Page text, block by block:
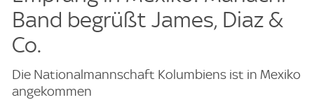
Band begrüßt James, Diaz &
Co.
Die Nationalmannschaft Kolumbiens ist in Mexiko
angekommen